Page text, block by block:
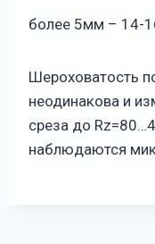
более 5мм – 14-
Шероховатость
неодинакова и
среза до
наблюдаются